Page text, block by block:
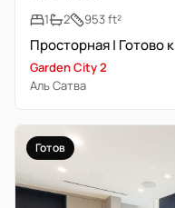
1
2 953 ft²
Garden City 2
Аль Сатва
Готов